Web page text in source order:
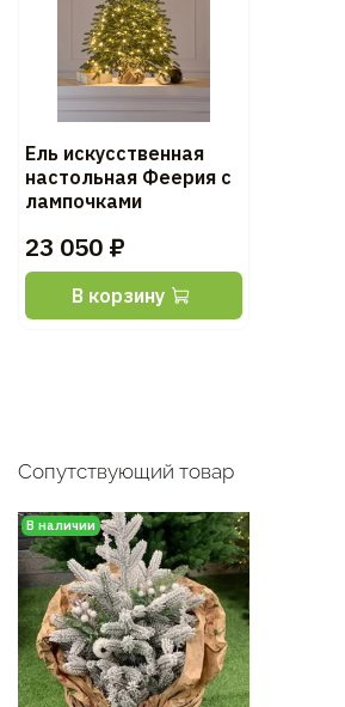
Ель искусственная
настольная Феерия с
лампочками
23 050 ₽
В корзину
Сопутствующий товар
В наличии